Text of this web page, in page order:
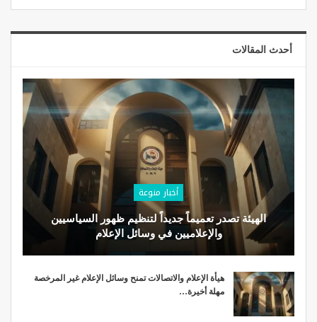
أحدث المقالات
أخبار منوعة
الهيئة تصدر تعميماً جديداً لتنظيم ظهور السياسيين
والإعلاميين في وسائل الإعلام
هيأة الإعلام والاتصالات تمنح وسائل الإعلام غير المرخصة
مهلة أخيرة…